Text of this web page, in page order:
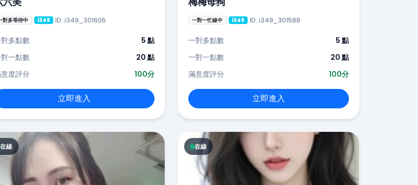
對多等待中 i349 ID: i349_301606
多點數
5 點
一點數
20 點
度評分
100分
立即進入
一對一忙線中 i349 ID: i349_301588
一對多點數
5 點
一對一點數
20 點
滿意度評分
100分
立即進入
在線 在線